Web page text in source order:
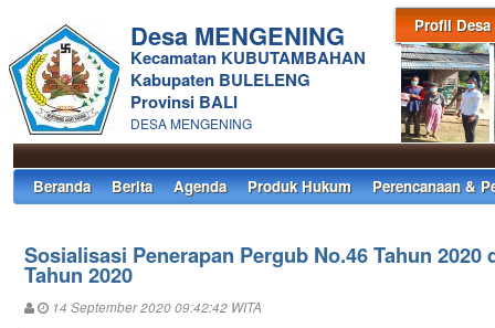
Profil Desa
Desa MENGENING
Kecamatan KUBUTAMBAHAN
Kabupaten BULELENG
Provinsi BALI
DESA MENGENING
Beranda Berita Agenda Produk Hukum Perencanaan &
Sosialisasi Penerapan Pergub No.46 Tahun 2020
Tahun 2020
14 September 2020 09:42:42 WITA